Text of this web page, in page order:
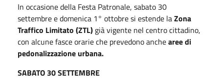
In occasione della Festa Patronale, sabato 30
settembre e domenica 1° ottobre si estende laZona
Traffico Limitato (ZTL) già vigente nel centro cittadino,
con alcune fasce orarie che prevedono anchearee di
pedonalizzazione urbana.
SABATO 30 SETTEMBRE